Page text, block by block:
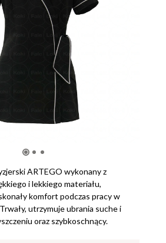
ARTEGO wykonany z
i lekkiego materiału,
komfort podczas pracy w
utrzymuje ubrania suche i
oraz szybkoschnący.